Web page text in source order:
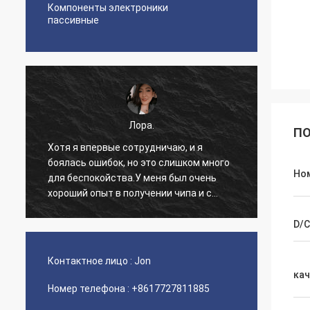
Компоненты электроники
пассивные
Лора.
Хотя я впервые сотрудничаю, и я
боялась ошибок, но это слишком много
для беспокойства.У меня был очень
хороший опыт в получении чипа и с
точки зрения обслуживания.
раз,
Контактное лицо : Jon
Номер телефона : +8617727811885
D/C